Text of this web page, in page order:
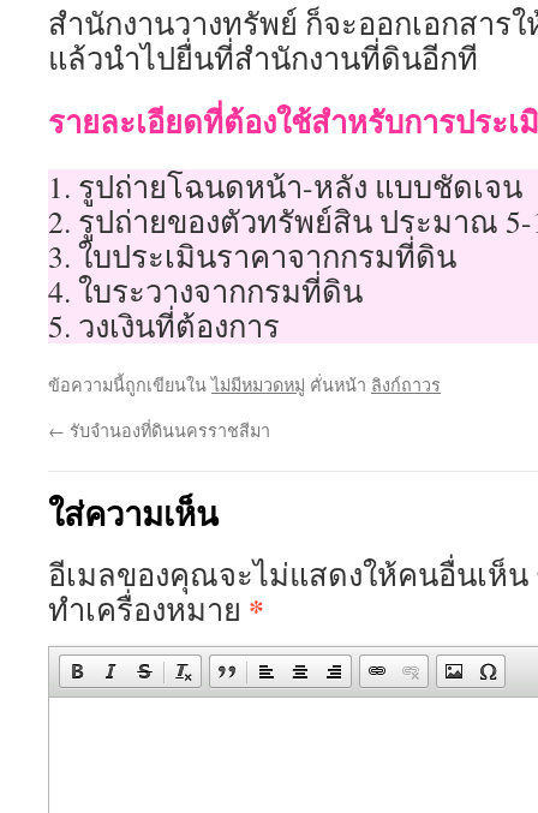
สำนักงานวางทรัพย์ ก็จะออกเอกสาร
แล้วนำไปยื่นที่สำนักงานที่ดินอีกที
รายละเอียดที่ต้องใช้สำหรับการประเ
1. รูปถ่ายโฉนดหน้า-หลัง แบบชัดเจน
2. รูปถ่ายของตัวทรัพย์สิน ประมาณ 5-
3. ใบประเมินราคาจากกรมที่ดิน
4. ใบระวางจากกรมที่ดิน
5. วงเงินที่ต้องการ
ข้อความนี้ถูกเขียนในไม่มีหมวดหมู่ คั่นหน้า ลิงก์ถาวร
← รับจำนองที่ดินนครราชสีมา
ใส่ความเห็น
อีเมลของคุณจะไม่แสดงให้คนอื่นเห็น
ทำเครื่องหมาย *